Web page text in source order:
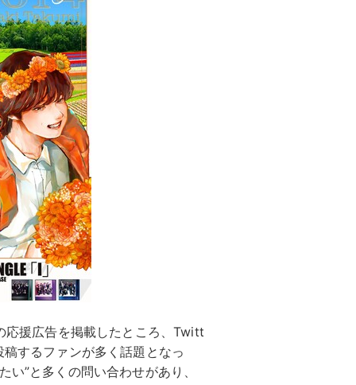
応援広告を掲載したところ、Twitt
するファンが多く話題となっ
”と多くの問い合わせがあり、